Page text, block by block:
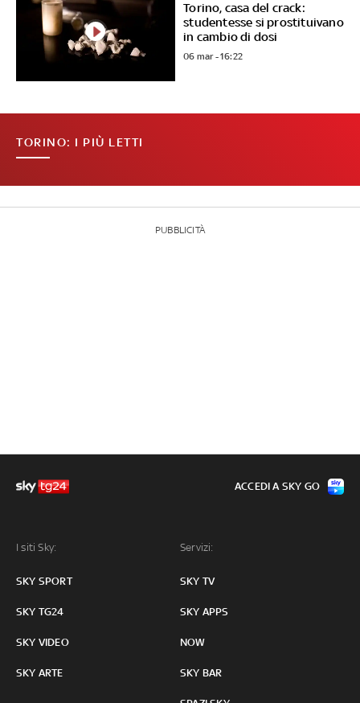
Torino, casa del crack:
studentesse si prostituivano
in cambio di dosi
06 mar - 16:22
TORINO: I PIÙ LETTI
PUBBLICITÀ
I siti Sky:
SKY SPORT
SKY TG24
SKY VIDEO
SKY ARTE
Servizi:
SKY TV
SKY APPS
NOW
SKY BAR
ACCEDI A SKY GO